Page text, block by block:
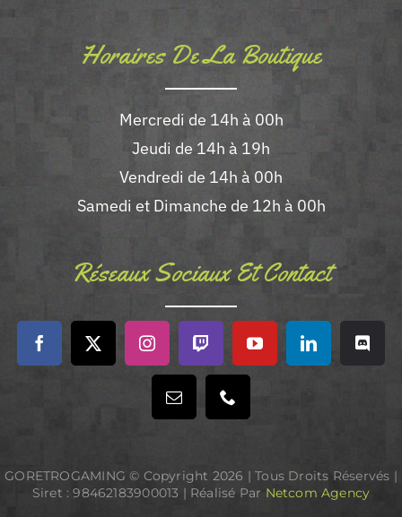
Horaires De La Boutique
Mercredi de 14h à 00h
Jeudi de 14h à 19h
Vendredi de 14h à 00h
Samedi et Dimanche de 12h à 00h
Réseaux Sociaux Et Contact
GORETROGAMING © Copyright 2026 | Tous Droits Réservés |
Siret : 98462183900013 | Réalisé Par Netcom Agency